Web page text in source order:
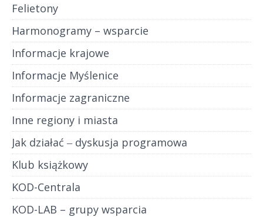
Felietony
Harmonogramy – wsparcie
Informacje krajowe
Informacje Myślenice
Informacje zagraniczne
Inne regiony i miasta
Jak działać ‒ dyskusja programowa
Klub książkowy
KOD-Centrala
KOD-LAB – grupy wsparcia